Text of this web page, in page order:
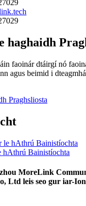
haghaidh
faoinár dtáirgí nó
agus beimid i
Praghsliosta
hAthrú Bainistíochta
MoreLink
Ltd leis seo gur iar-